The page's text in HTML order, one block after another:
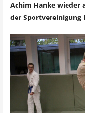
Achim Hanke wieder
der Sportvereinigung